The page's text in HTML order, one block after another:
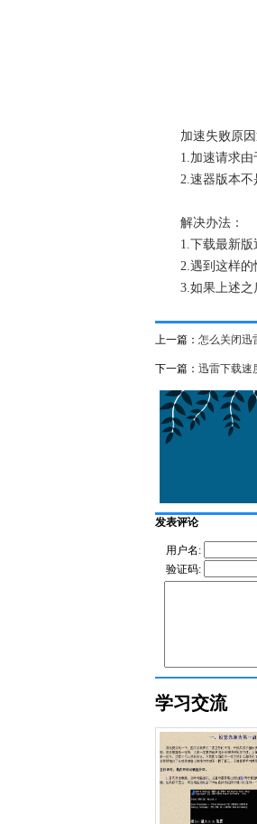
加速失败原因
1.加速请求由于
2.速器版本不
解决办法：
1.下载最新版
2.遇到这样的情
3.如果上述之后
上一篇： 怎么关闭迅
下一篇： 迅雷下载速
发表评论
用户名:
验证码:
学习交流